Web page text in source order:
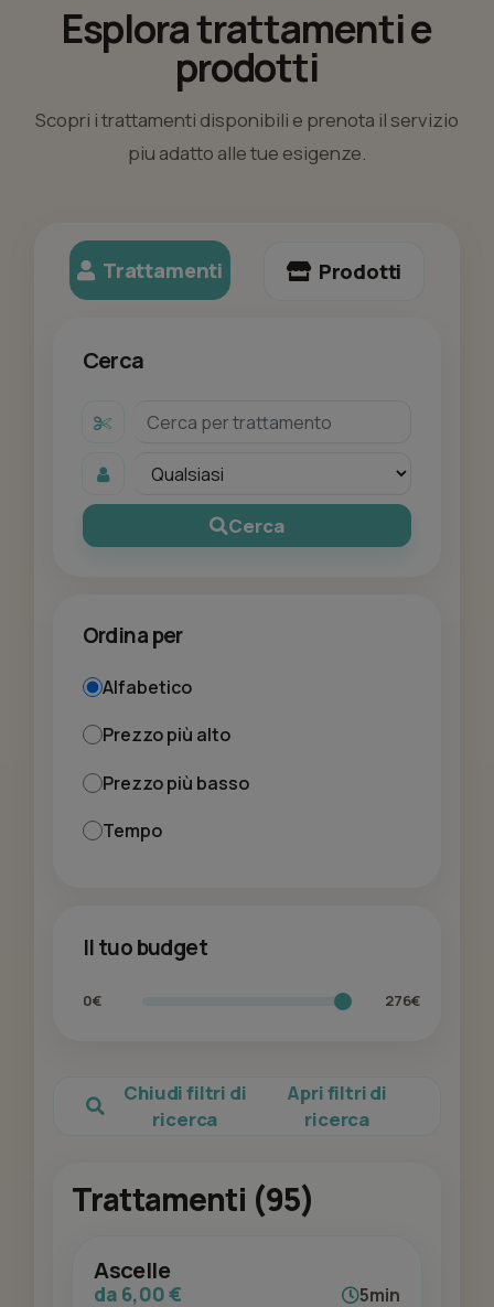
Esplora trattamenti e
prodotti
Scopri i trattamenti disponibili e prenota il servizio
piu adatto alle tue esigenze.
Trattamenti Prodotti
Cerca
Cerca
Ordina per
Alfabetico
Prezzo più alto
Prezzo più basso
Tempo
Il tuo budget
0€ 276€
Chiudi filtri di
ricerca
Apri filtri di
ricerca
Trattamenti (95)
Ascelle
da 6,00 € 5min